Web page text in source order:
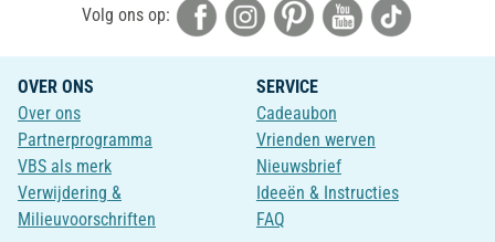
Volg ons op:
OVER ONS
Over ons
Partnerprogramma
VBS als merk
Verwijdering &
Milieuvoorschriften
SERVICE
Cadeaubon
Vrienden werven
Nieuwsbrief
Ideeën & Instructies
FAQ